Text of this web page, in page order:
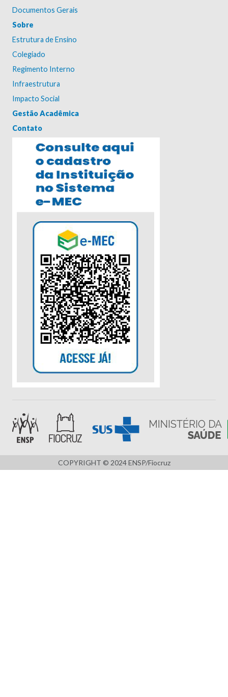
Documentos Gerais
Sobre
Estrutura de Ensino
Colegiado
Regimento Interno
Infraestrutura
Impacto Social
Gestão Acadêmica
Contato
COPYRIGHT © 2024 ENSP/Fiocruz